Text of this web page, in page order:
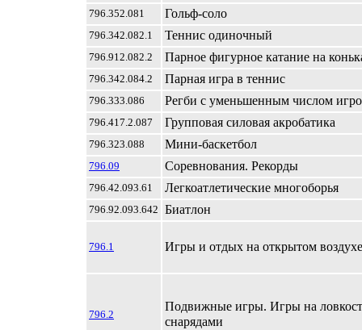
796.352.081 Гольф-соло
796.342.082.1 Теннис одиночный
796.912.082.2 Парное фигурное катание на
796.342.084.2 Парная игра в теннис
796.333.086 Регби с уменьшенным числом
796.417.2.087 Групповая силовая акробатика
796.323.088 Мини-баскетбол
796.09 Соревнования. Рекорды
796.42.093.61 Легкоатлетические многоборья
796.92.093.642 Биатлон
796.1 Игры и отдых на открытом воздухе
796.2
Подвижные игры. Игры на
снарядами